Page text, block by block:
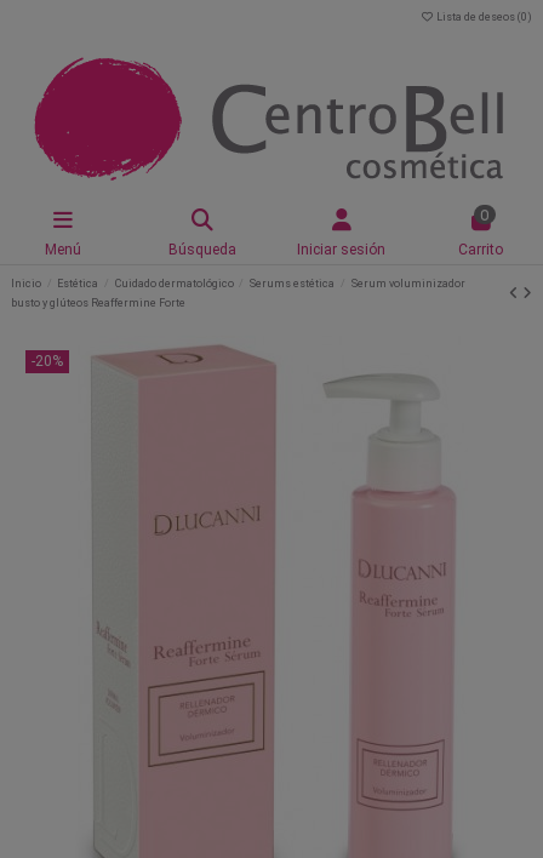
Lista de deseos (0 )
Menú Búsqueda Iniciar sesión
0
Carrito
Inicio Estética Cuidado dermatológico Serums estética
Serum voluminizador
busto y glúteos Reaffermine Forte
-20%